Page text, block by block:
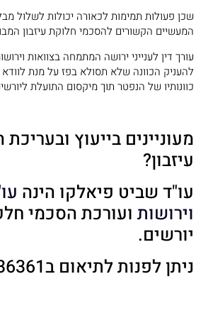
שכן פעולות תמימות לכאורה יכולות לשלול
המעשיים הקשורים להסכמי חלוקת עיזבון
עורך דין לענייני ירושה המתמחה בצוואות
להעניק הכוונה שלא תסולא בפז על מנת
כוונותיו של הנפטר תוך מיקסום התועלת
מעוניינים בייעוץ
עיזבון?
עו"ד שביט פיאלקו הינה
וירושות ועורכת הסכמי
יורשים.
ניתן לפנות לתיאום ב0778036361.